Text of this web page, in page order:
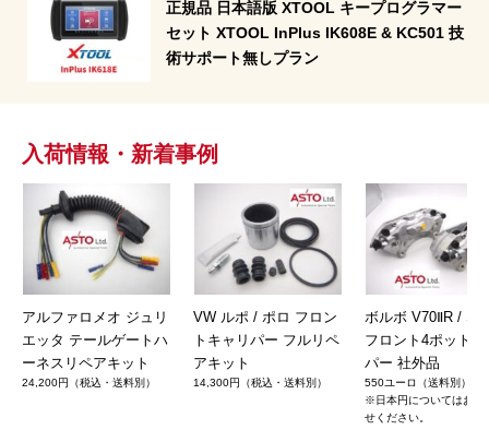
正規品 日本語版 XTOOL キープログラマー
セット XTOOL InPlus IK608E & KC501 技
術サポート無しプラン
入荷情報・新着事例
アルファロメオ ジュリ
エッタ テールゲートハ
ーネスリペアキット
24,200円（税込・送料別）
VW ルポ / ポロ フロン
トキャリパー フルリペ
アキット
14,300円（税込・送料別）
ボルボ V70ⅡR /
フロント4ポットキ
パー 社外品
550ユーロ（送料別）
※日本円についてはお問
せください。